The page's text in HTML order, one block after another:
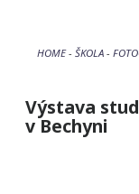
HOME- ŠKOLA -
Výstava
v Bechyni